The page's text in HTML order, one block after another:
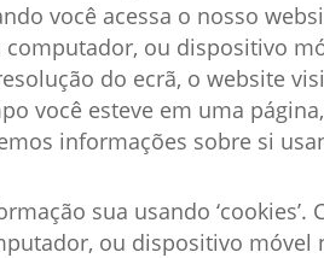
você acessa o nosso
ou dispositivo
do ecrã, o website
você esteve em uma
informações sobre si
sua usando
ou dispositivo